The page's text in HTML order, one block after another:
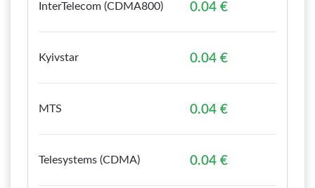
InterTelecom (CDMA800) 0.04 €
Kyivstar 0.04 €
MTS 0.04 €
Telesystems (CDMA) 0.04 €